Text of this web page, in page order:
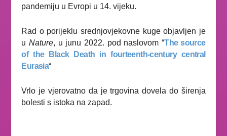
pandemiju u Evropi u 14. vijeku.
Rad o porijeklu srednjovjekovne kuge objavljen je
uNature, u junu 2022. pod naslovom “The source
of the Black Death in fourteenth-century central
Eurasia“
Vrlo je vjerovatno da je trgovina dovela do širenja
bolesti s istoka na zapad.